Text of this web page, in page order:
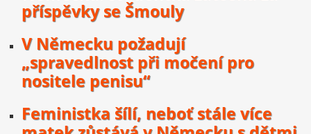
příspěvky se Šmouly
V Německu požadují
„spravedlnost při močení pro
nositele penisu“
Feministka šílí, neboť stále více